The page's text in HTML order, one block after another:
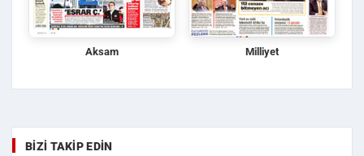
Aksam Milliyet
BIZI TAKIP EDIN